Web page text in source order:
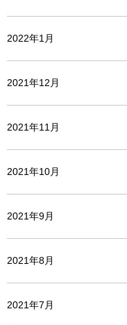
2022年1月
2021年12月
2021年11月
2021年10月
2021年9月
2021年8月
2021年7月